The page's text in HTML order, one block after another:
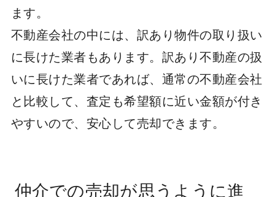
ます。
不動産会社の中には、訳あり物件の取り扱い
に長けた業者もあります。訳あり不動産の扱
いに長けた業者であれば、通常の不動産会社
と比較して、査定も希望額に近い金額が付き
やすいので、安心して売却できます。
仲介での売却が思うように進